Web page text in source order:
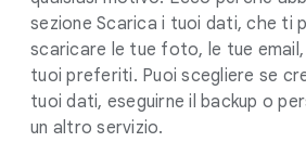
sezione Scarica i tuoi dati, che ti
scaricare le tue foto, le tue
tuoi preferiti. Puoi scegliere se
tuoi dati, eseguirne il backup o
un altro servizio.